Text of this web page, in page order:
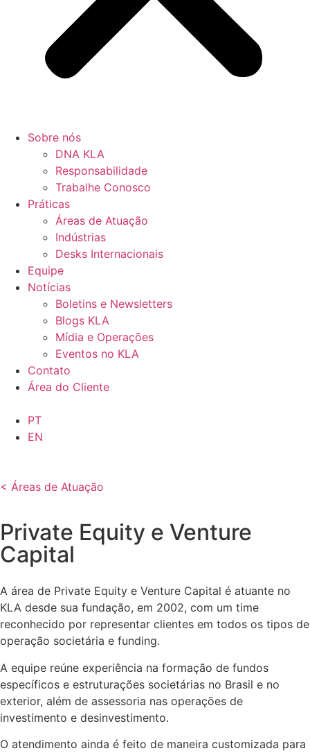
Sobre nós
DNA KLA
Responsabilidade
Trabalhe Conosco
Práticas
Áreas de Atuação
Indústrias
Desks Internacionais
Equipe
Notícias
Boletins e Newsletters
Blogs KLA
Mídia e Operações
Eventos no KLA
Contato
Área do Cliente
PT
EN
< Áreas de Atuação
Private Equity e Venture
Capital
A área de Private Equity e Venture Capital é atuante no
KLA desde sua fundação, em 2002, com um time
reconhecido por representar clientes em todos os tipos de
operação societária e funding.
A equipe reúne experiência na formação de fundos
específicos e estruturações societárias no Brasil e no
exterior, além de assessoria nas operações de
investimento e desinvestimento.
O atendimento ainda é feito de maneira customizada para